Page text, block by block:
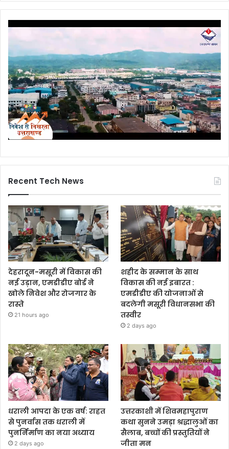
Recent Tech News
देहरादून-मसूरी में विकास की
नई उड़ान, एमडीडीए बोर्ड ने
खोले निवेश और रोजगार के
रास्ते
21 hours ago
शहीद के सम्मान के साथ
विकास की नई इबारत :
एमडीडीए की योजनाओं से
बदलेगी मसूरी विधानसभा की
तस्वीर
2 days ago
धराली आपदा के एक वर्ष: राहत
से पुनर्वास तक धराली में
पुनर्निर्माण का नया अध्याय
2 days ago
उत्तरकाशी में शिवमहापुराण
कथा सुनने उमड़ा श्रद्धालुओं का
सैलाब, बच्चों की प्रस्तुतियों ने
जीता मन